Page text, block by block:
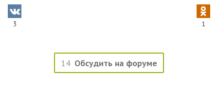
3 1
14 Обсудить на форуме